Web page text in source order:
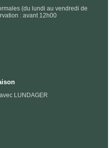
(du lundi au vendredi de
: avant 12h00
LUNDAGER